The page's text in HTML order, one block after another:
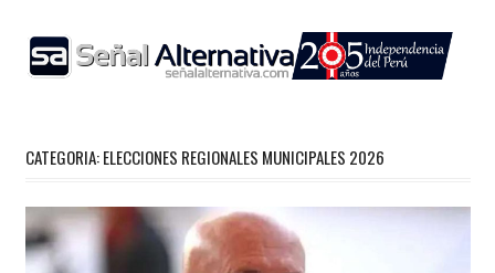
content
CATEGORIA: ELECCIONES REGIONALES MUNICIPALES 2026